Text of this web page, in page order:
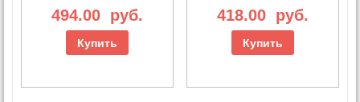
494.00 руб.
Купить
418.00 руб.
Купить